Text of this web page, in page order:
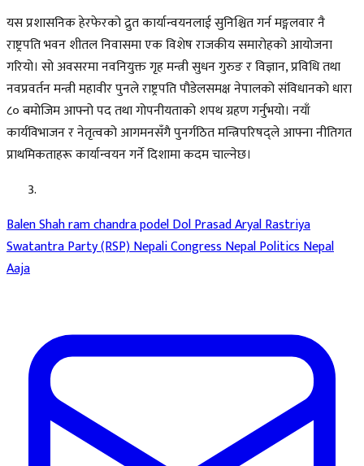
यस प्रशासनिक हेरफेरको द्रुत कार्यान्वयनलाई सुनिश्चित गर्न मङ्गलवार नै
राष्ट्रपति भवन शीतल निवासमा एक विशेष राजकीय समारोहको आयोजना
गरियो। सो अवसरमा नवनियुक्त गृह मन्त्री सुधन गुरुङ र विज्ञान, प्रविधि तथा
नवप्रवर्तन मन्त्री महावीर पुनले राष्ट्रपति पौडेलसमक्ष नेपालको संविधानको धारा
८० बमोजिम आफ्नो पद तथा गोपनीयताको शपथ ग्रहण गर्नुभयो। नयाँ
कार्यविभाजन र नेतृत्वको आगमनसँगै पुनर्गठित मन्त्रिपरिषद्ले आफ्ना नीतिगत
प्राथमिकताहरू कार्यान्वयन गर्ने दिशामा कदम चाल्नेछ।
Balen Shahram chandra podelDol Prasad AryalRastriya
Swatantra Party (RSP)Nepali CongressNepal PoliticsNepal
Aaja